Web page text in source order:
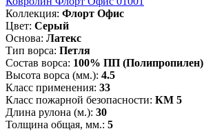
Коллекция: Флорт Офис
Цвет: Серый
Основа: Латекс
Тип ворса: Петля
Состав ворса: 100% ПП (Полипропилен)
Высота ворса (мм.): 4.5
Класс применения: 33
Класс пожарной безопасности: КМ 5
Длина рулона (м.): 30
Толщина общая, мм.: 5